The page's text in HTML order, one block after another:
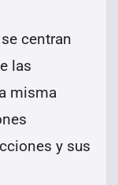
centran
las
misma
y sus